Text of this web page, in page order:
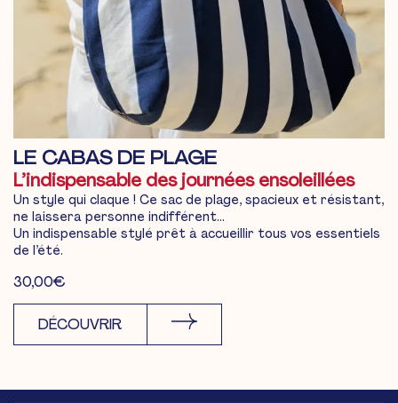
LE CABAS DE PLAGE
L’indispensable des journées ensoleillées
Un style qui claque ! Ce sac de plage, spacieux et résistant,
ne laissera personne indifférent…
Un indispensable stylé prêt à accueillir tous vos essentiels
de l’été.
30,00€
DÉCOUVRIR